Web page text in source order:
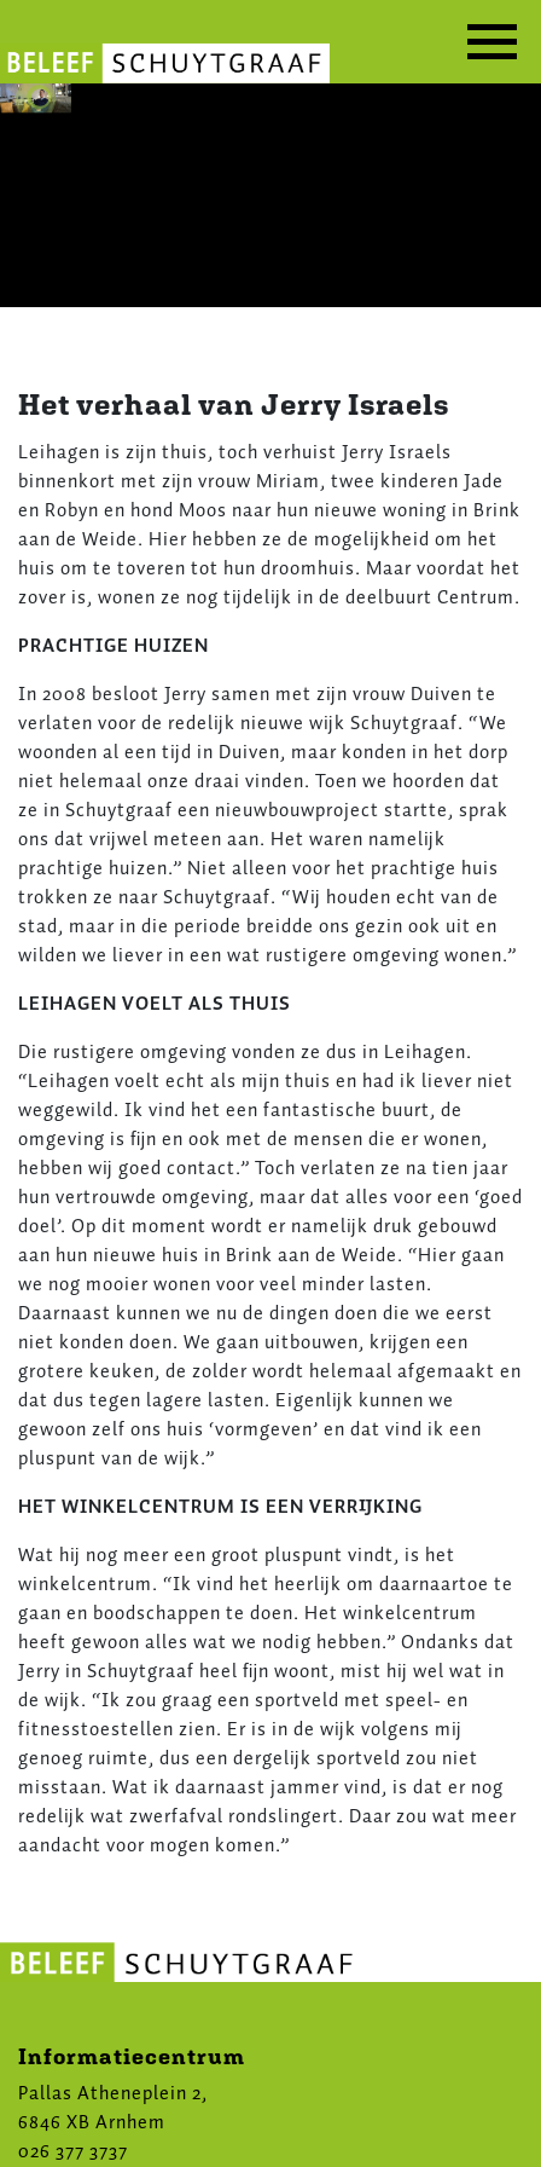
en
naar
Het verhaal van Jerry Israels
Leihagen is zijn thuis, toch verhuist Jerry Israels
binnenkort met zijn vrouw Miriam, twee kinderen Jade
en Robyn en hond Moos naar hun nieuwe woning in Brink
aan de Weide. Hier hebben ze de mogelijkheid om het
huis om te toveren tot hun droomhuis. Maar voordat het
zover is, wonen ze nog tijdelijk in de deelbuurt Centrum.
PRACHTIGE HUIZEN
In 2008 besloot Jerry samen met zijn vrouw Duiven te
verlaten voor de redelijk nieuwe wijk Schuytgraaf. “We
woonden al een tijd in Duiven, maar konden in het dorp
niet helemaal onze draai vinden. Toen we hoorden dat
ze in Schuytgraaf een nieuwbouwproject startte, sprak
ons dat vrijwel meteen aan. Het waren namelijk
prachtige huizen.” Niet alleen voor het prachtige huis
trokken ze naar Schuytgraaf. “Wij houden echt van de
stad, maar in die periode breidde ons gezin ook uit en
wilden we liever in een wat rustigere omgeving wonen.”
LEIHAGEN VOELT ALS THUIS
Die rustigere omgeving vonden ze dus in Leihagen.
“Leihagen voelt echt als mijn thuis en had ik liever niet
weggewild. Ik vind het een fantastische buurt, de
omgeving is fijn en ook met de mensen die er wonen,
hebben wij goed contact.” Toch verlaten ze na tien jaar
hun vertrouwde omgeving, maar dat alles voor een ‘goed
doel’. Op dit moment wordt er namelijk druk gebouwd
aan hun nieuwe huis in Brink aan de Weide. “Hier gaan
we nog mooier wonen voor veel minder lasten.
Daarnaast kunnen we nu de dingen doen die we eerst
niet konden doen. We gaan uitbouwen, krijgen een
grotere keuken, de zolder wordt helemaal afgemaakt en
dat dus tegen lagere lasten. Eigenlijk kunnen we
gewoon zelf ons huis ‘vormgeven’ en dat vind ik een
pluspunt van de wijk.”
HET WINKELCENTRUM IS EEN VERRIJKING
Wat hij nog meer een groot pluspunt vindt, is het
winkelcentrum. “Ik vind het heerlijk om daarnaartoe te
gaan en boodschappen te doen. Het winkelcentrum
heeft gewoon alles wat we nodig hebben.” Ondanks dat
Jerry in Schuytgraaf heel fijn woont, mist hij wel wat in
de wijk. “Ik zou graag een sportveld met speel- en
fitnesstoestellen zien. Er is in de wijk volgens mij
genoeg ruimte, dus een dergelijk sportveld zou niet
misstaan. Wat ik daarnaast jammer vind, is dat er nog
redelijk wat zwerfafval rondslingert. Daar zou wat meer
aandacht voor mogen komen.”
Informatiecentrum
Pallas Atheneplein 2,
6846 XB Arnhem
026 377 3737